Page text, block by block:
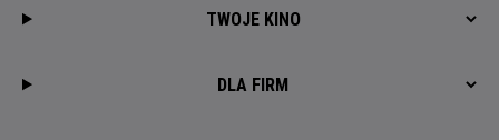
TWOJE KINO
DLA FIRM